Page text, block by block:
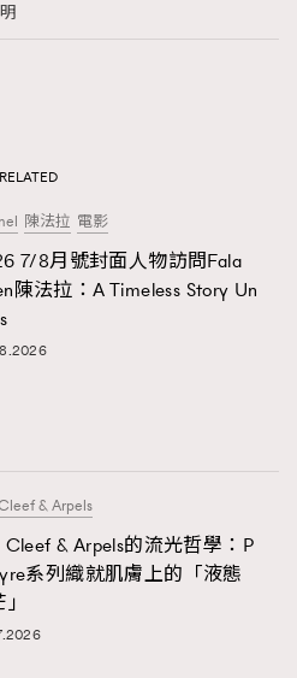
RELATED
陳法拉 電影
7/8月號封面人物訪問Fala
陳法拉：A Timeless Story Un
& Arpels
Cleef & Arpels的流光哲學：P
系列織就肌膚上的「液態